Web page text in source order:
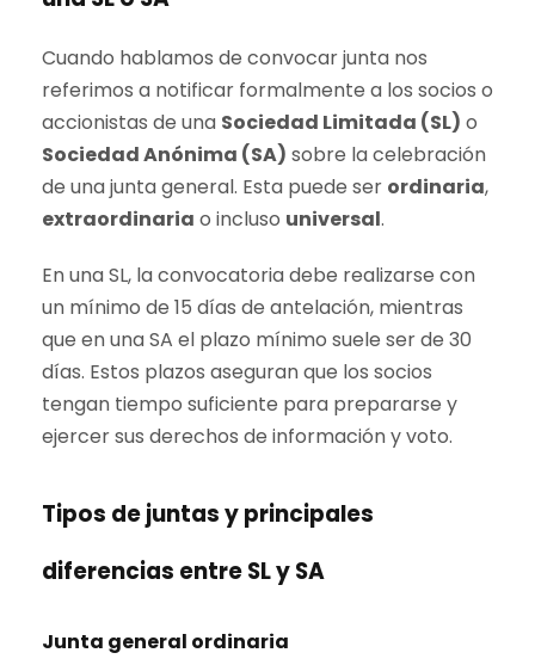
Cuando hablamos de convocar junta nos
referimos a notificar formalmente a los socios o
accionistas de una Sociedad Limitada (SL) o
Sociedad Anónima (SA) sobre la celebración
de una junta general. Esta puede ser ordinaria,
extraordinaria o incluso universal.
En una SL, la convocatoria debe realizarse con
un mínimo de 15 días de antelación, mientras
que en una SA el plazo mínimo suele ser de 30
días. Estos plazos aseguran que los socios
tengan tiempo suficiente para prepararse y
ejercer sus derechos de información y voto.
Tipos de juntas y principales
diferencias entre SL y SA
Junta general ordinaria